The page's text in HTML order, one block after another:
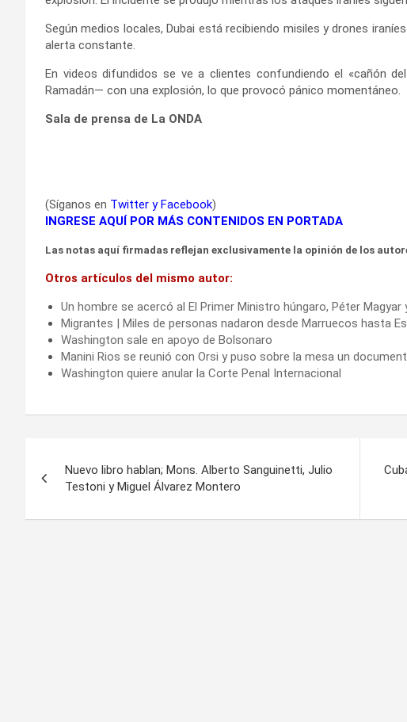
Según medios locales, Dubai está recibiendo misiles y drones
alerta constante.
En videos difundidos se ve a clientes confundiendo el «cañón
Ramadán— con una explosión, lo que provocó pánico momentáneo.
Sala de prensa de La ONDA
(Síganos en Twitter yFacebook)
INGRESE AQUÍ POR MÁS CONTENIDOS EN PORTADA
Las notas aquí firmadas reflejan exclusivamente la opinión de los
Otros artículos del mismo autor:
Un hombre se acercó al El Primer Ministro húngaro, Péter Magyar
Migrantes | Miles de personas nadaron desde Marruecos hasta
Washington sale en apoyo de Bolsonaro
Manini Rios se reunió con Orsi y puso sobre la mesa un
Washington quiere anular la Corte Penal Internacional
de
entradas
Nuevo libro hablan; Mons. Alberto Sanguinetti, Julio
Testoni y Miguel Álvarez Montero